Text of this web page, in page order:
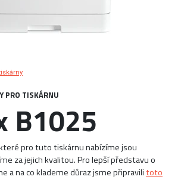
PRO TISKÁRNU
B1025
pro tuto tiskárnu nabízíme jsou
za jejich kvalitou. Pro lepší představu o
a na co klademe důraz jsme připravilitoto